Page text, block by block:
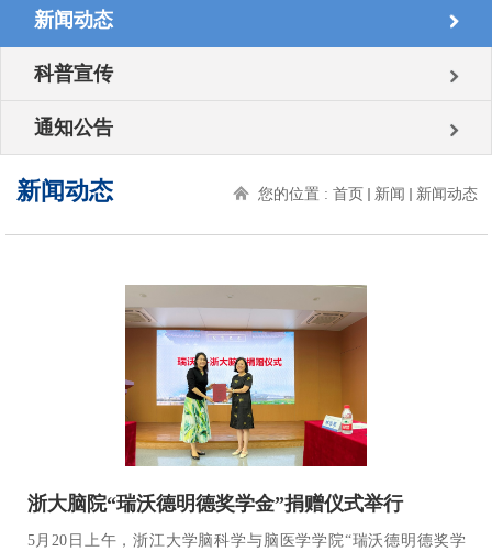
新闻动态
科普宣传
通知公告
新闻动态 您的位置 : 首页 新闻 新闻动态
浙大脑院“瑞沃德明德奖学金”捐赠仪式举行
5月20日上午，浙江大学脑科学与脑医学学院“瑞沃德明德奖学